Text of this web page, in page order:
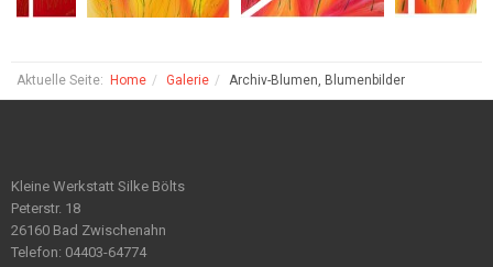
Aktuelle Seite: Home Galerie Archiv-Blumen, Blumenbilder
Kleine Werkstatt Silke Bölts
Peterstr. 18
26160 Bad Zwischenahn
Telefon: 04403-64774